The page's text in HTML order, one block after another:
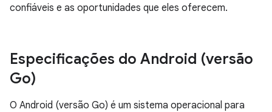
confiáveis e as oportunidades que eles oferecem.
Especificações do Android (versão
Go)
O Android (versão Go) é um sistema operacional para